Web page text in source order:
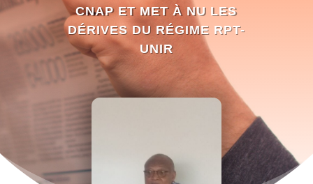
CNAP ET MET À NU LES
DÉRIVES DU RÉGIME RPT-
UNIR